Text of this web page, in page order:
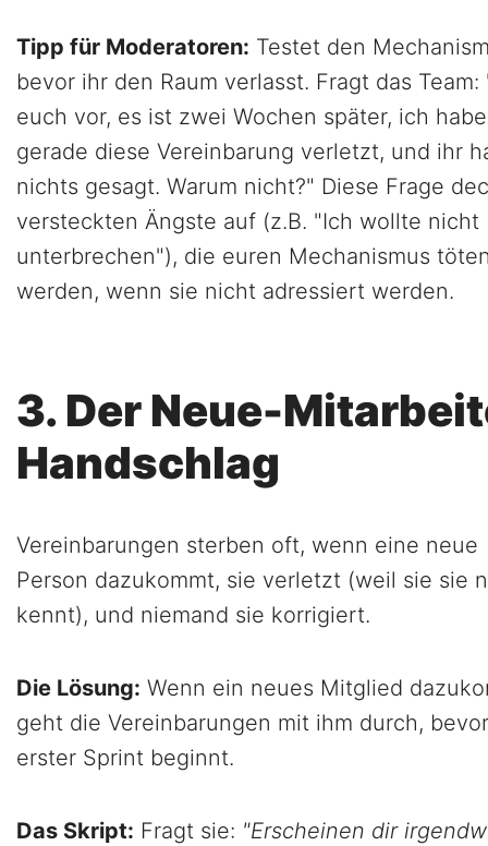
Tipp für Moderatoren: Testet den
bevor ihr den Raum verlasst. Fragt das
euch vor, es ist zwei Wochen später, ich habe
gerade diese Vereinbarung verletzt, und ihr
nichts gesagt. Warum nicht?" Diese Frage
versteckten Ängste auf (z.B. "Ich wollte nicht
unterbrechen"), die euren Mechanismus
werden, wenn sie nicht adressiert werden.
3. Der Neue-
Handschlag
Vereinbarungen sterben oft, wenn eine neue
Person dazukommt, sie verletzt (weil sie sie
kennt), und niemand sie korrigiert.
Die Lösung: Wenn ein neues Mitglied
geht die Vereinbarungen mit ihm durch,
erster Sprint beginnt.
Das Skript: Fragt sie: "Erscheinen dir